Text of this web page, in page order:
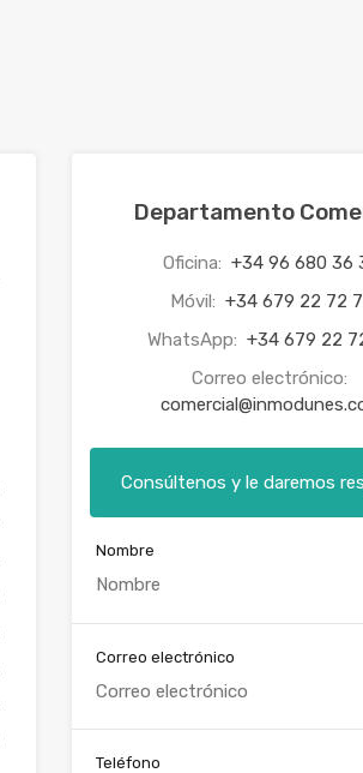
Departamento
Oficina: +34 96 680 36
Móvil: +34 679 22 72
WhatsApp: +34 679 22
Correo electrónico:
Consúltenos y le daremos
Nombre
Correo electrónico
Teléfono